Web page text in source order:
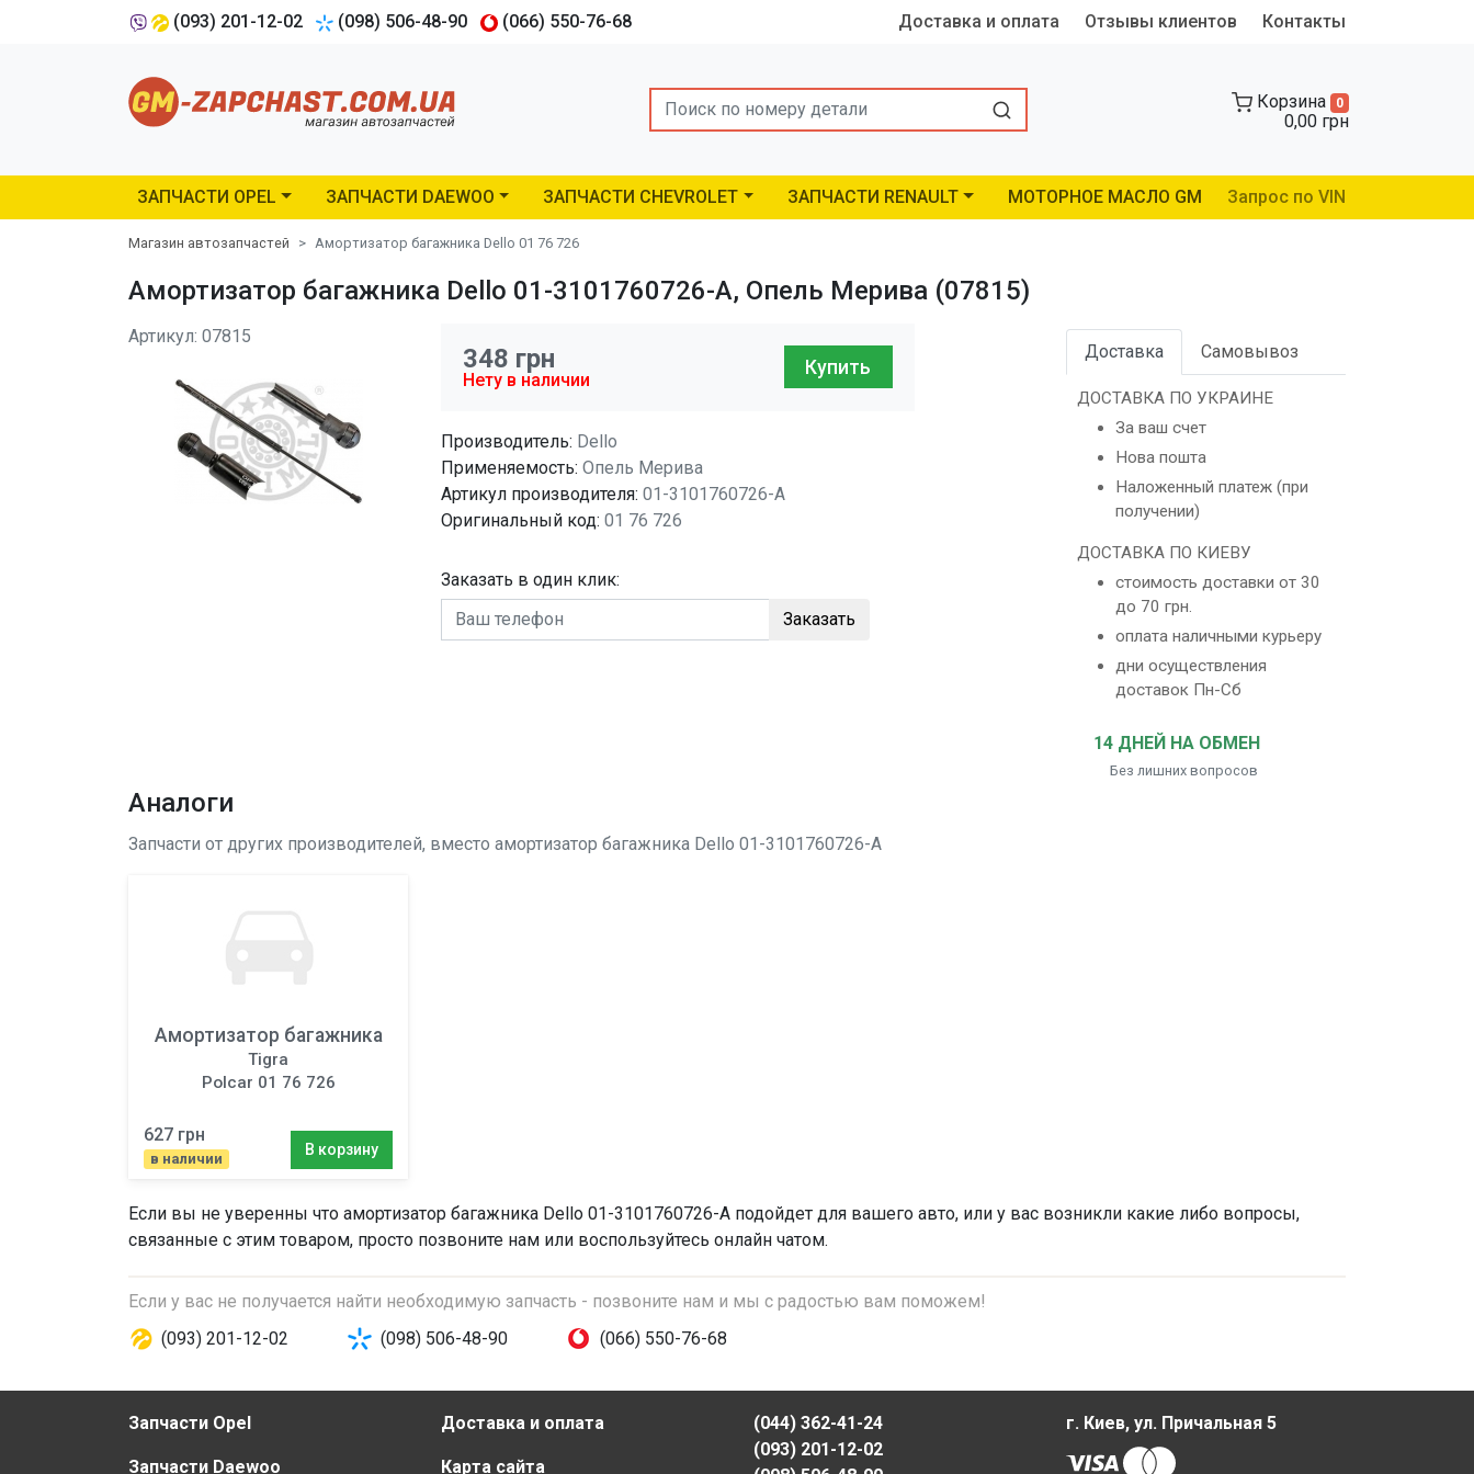
(093) 201-12-02 (098) 506-48-90 (066) 550-76-68 Доставка и оплата Отзывы клиентов Контакты
Search Корзина 0
0,00 грн
ЗАПЧАСТИ OPEL ЗАПЧАСТИ DAEWOO ЗАПЧАСТИ CHEVROLET ЗАПЧАСТИ RENAULT МОТОРНОЕ МАСЛО GM Запрос по VIN
Магазин автозапчастей Амортизатор багажника Dello 01 76 726
Амортизатор багажника Dello 01-3101760726-A, Опель Мерива (07815)
Артикул: 07815
348 грн
Нету в наличии
Купить
Производитель: Dello
Применяемость: Опель Мерива
Артикул производителя: 01-3101760726-A
Оригинальный код: 01 76 726
Заказать в один клик:
Заказать
Доставка Самовывоз
ДОСТАВКА ПО УКРАИНЕ
За ваш счет
Нова пошта
Наложенный платеж (при
получении)
ДОСТАВКА ПО КИЕВУ
стоимость доставки от 30
до 70 грн.
оплата наличными курьеру
дни осуществления
доставок Пн-Сб
14 ДНЕЙ НА ОБМЕН
Без лишних вопросов
Аналоги
Запчасти от других производителей, вместо амортизатор багажника Dello 01-3101760726-A
Амортизатор багажника
Tigra
Polcar 01 76 726
627 грн
в наличии
В корзину
Если вы не уверенны что амортизатор багажника Dello 01-3101760726-A подойдет для вашего авто, или у вас возникли какие либо вопросы,
связанные с этим товаром, просто позвоните нам или воспользуйтесь онлайн чатом.
Если у вас не получается найти необходимую запчасть - позвоните нам и мы с радостью вам поможем!
(093) 201-12-02
(098) 506-48-90 (066) 550-76-68
Запчасти Opel
Запчасти Daewoo
Доставка и оплата
Карта сайта
(044) 362-41-24
(093) 201-12-02
г. Киев, ул. Причальная 5